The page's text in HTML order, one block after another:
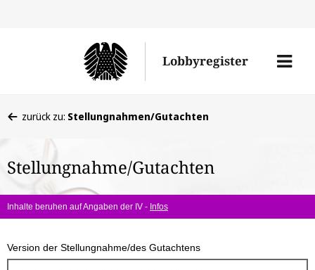
Lobbyregister
Menü
befinden
hier:
zurück zu: Stellungnahmen/Gutachten
Stellungnahme/Gutachten
Inhalte beruhen auf Angaben der IV - Infos
Version der Stellungnahme/des Gutachtens